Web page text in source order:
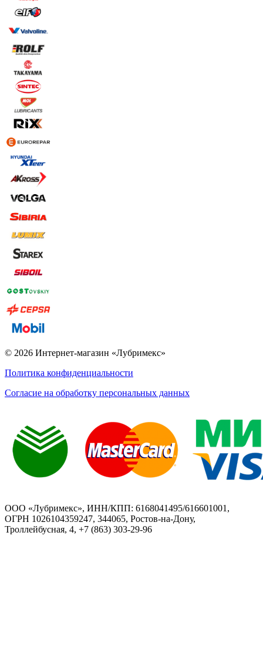
© 2026 Интернет-магазин «Лубримекс»
Политика конфиденциальности
Согласие на обработку персональных данных
ООО «Лубримекс», ИНН/КПП: 6168041495/616601001,
ОГРН 1026104359247, 344065, Ростов-на-Дону,
Троллейбусная, 4, +7 (863) 303-29-96